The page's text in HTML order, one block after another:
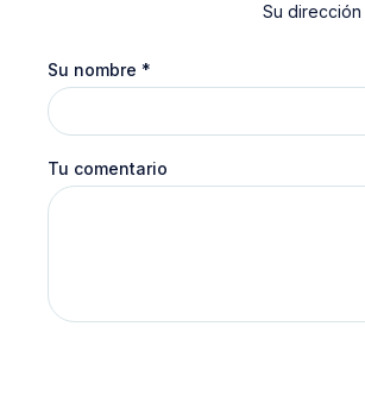
Su
Su nombre *
Tu comentario